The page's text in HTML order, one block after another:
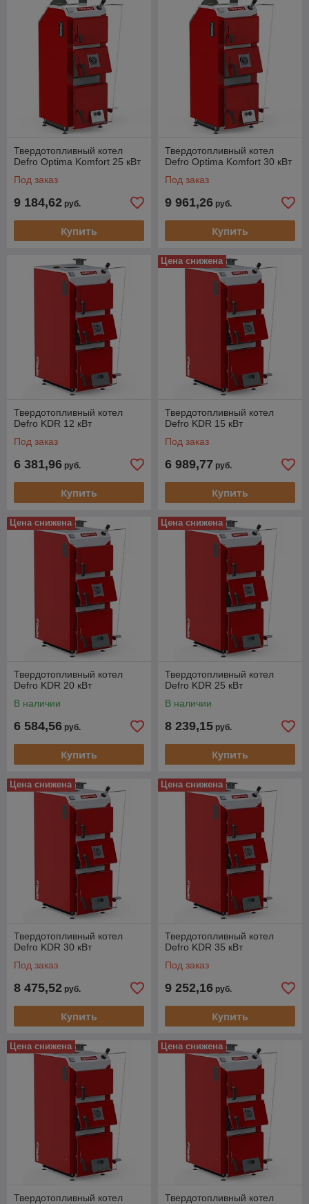
Твердотопливный котел
Defro Optima Komfort 25 кВт
Под заказ
9 184,62 руб.
Купить
Твердотопливный котел
Defro Optima Komfort 30 кВт
Под заказ
9 961,26 руб.
Купить
Твердотопливный котел
Defro KDR 12 кВт
Под заказ
6 381,96 руб.
Купить
Цена снижена
Твердотопливный котел
Defro KDR 15 кВт
Под заказ
6 989,77 руб.
Купить
Цена снижена
Твердотопливный котел
Defro KDR 20 кВт
В наличии
6 584,56 руб.
Купить
Цена снижена
Твердотопливный котел
Defro KDR 25 кВт
В наличии
8 239,15 руб.
Купить
Цена снижена
Твердотопливный котел
Defro KDR 30 кВт
Под заказ
8 475,52 руб.
Купить
Цена снижена
Твердотопливный котел
Defro KDR 35 кВт
Под заказ
9 252,16 руб.
Купить
Цена снижена
Твердотопливный котел
Цена снижена
Твердотопливный котел